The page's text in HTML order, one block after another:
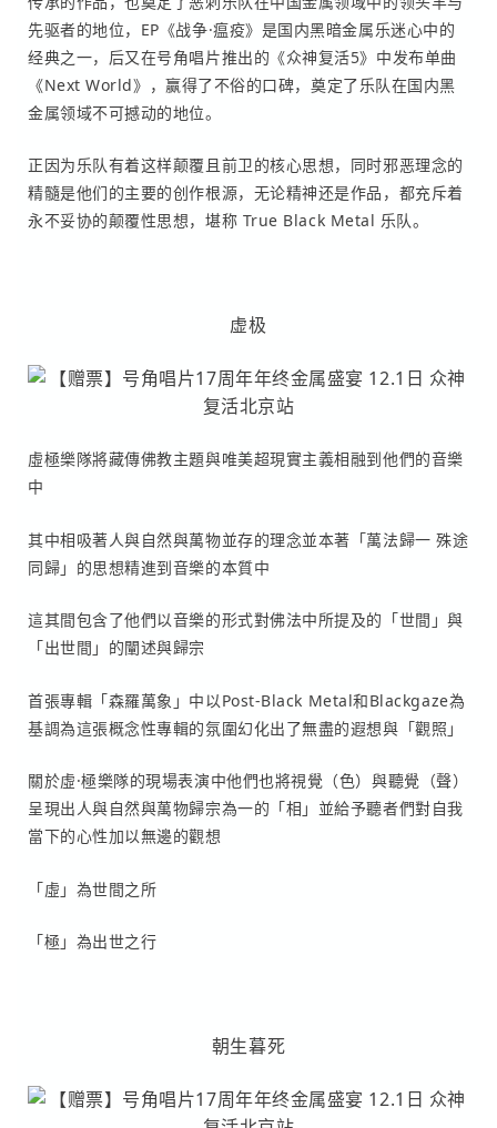
先驱者的地位，EP《战争·瘟疫》是国内黑暗金属乐迷心中的
经典之一，后又在号角唱片推出的《众神复活5》中发布单曲
《Next World》，赢得了不俗的口碑，奠定了乐队在国内黑
金属领域不可撼动的地位。
正因为乐队有着这样颠覆且前卫的核心思想，同时邪恶理念的
精髓是他们的主要的创作根源，无论精神还是作品，都充斥着
永不妥协的颠覆性思想，堪称 True Black Metal 乐队。
虚极
虛極樂隊將藏傳佛教主題與唯美超現實主義相融到他們的音樂
中
其中相吸著人與自然與萬物並存的理念並本著「萬法歸一 殊途
同歸」的思想精進到音樂的本質中
這其間包含了他們以音樂的形式對佛法中所提及的「世間」與
「出世間」的闡述與歸宗
首張專輯「森羅萬象」中以Post-Black Metal和Blackgaze為
基調為這張概念性專輯的氛圍幻化出了無盡的遐想與「觀照」
關於虛·極樂隊的現場表演中他們也將視覺（色）與聽覺（聲）
呈現出人與自然與萬物歸宗為一的「相」並給予聽者們對自我
當下的心性加以無邊的觀想
「虛」為世間之所
「極」為出世之行
朝生暮死